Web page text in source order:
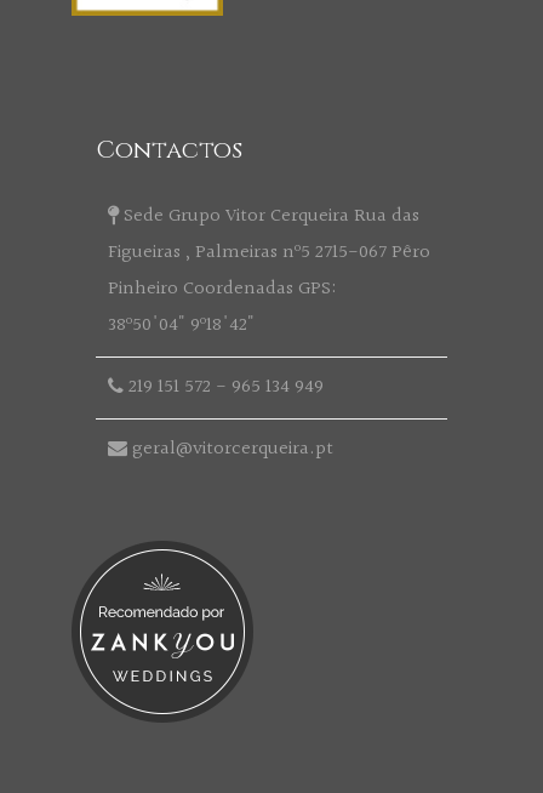
Contactos
Sede Grupo Vitor Cerqueira Rua das
Figueiras , Palmeiras nº5 2715-067 Pêro
Pinheiro Coordenadas GPS:
38º50'04" 9º18'42"
219 151 572 - 965 134 949
geral@vitorcerqueira.pt